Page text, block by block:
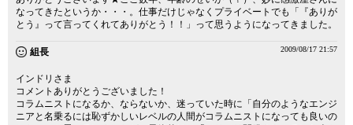
なってきたというか・・・。仕事だけじゃなくプライベートでも「『ありが
とう』って言ってくれてありがとう！！」って思うようになってきました。
組長 2009/08/17 21:57
インドリさま
コメントありがとうございました！
コラムニストになるか、ならないか、迷っていた時に「自分のようなエンジ
ニアと名乗るには恥ずかしいレベルの人間がコラムニストになっても良いの